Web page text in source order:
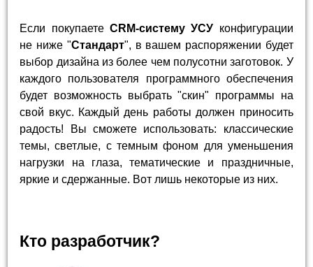
Если покупаете CRM-систему УСУ конфигурации
не ниже "Стандарт", в вашем распоряжении будет
выбор дизайна из более чем полусотни заготовок. У
каждого пользователя программного обеспечения
будет возможность выбрать "скин" программы на
свой вкус. Каждый день работы должен приносить
радость! Вы сможете использовать: классические
темы, светлые, с темным фоном для уменьшения
нагрузки на глаза, тематические и праздничные,
яркие и сдержанные. Вот лишь некоторые из них.
Кто разработчик?